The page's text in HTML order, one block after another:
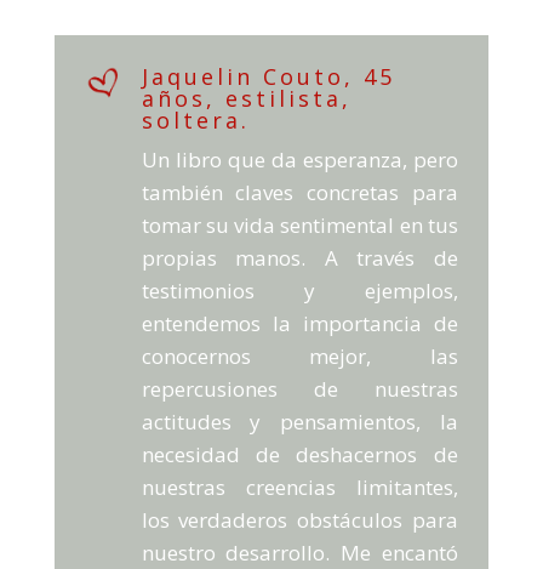
Jaquelin Couto, 45
años, estilista,
soltera.
Un libro que da esperanza, pero
también claves concretas para
tomar su vida sentimental en tus
propias manos. A través de
testimonios y ejemplos,
entendemos la importancia de
conocernos mejor, las
repercusiones de nuestras
actitudes y pensamientos, la
necesidad de deshacernos de
nuestras creencias limitantes,
los verdaderos obstáculos para
nuestro desarrollo. Me encantó